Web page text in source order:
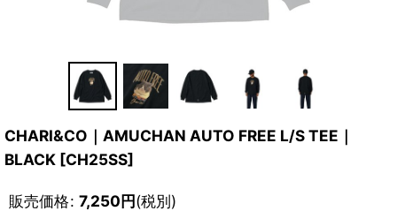
CHARI&CO｜AMUCHAN AUTO FREE L/S TEE｜
BLACK [CH25SS]
販売価格: 7,250円(税別)